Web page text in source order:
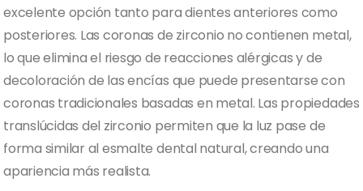
excelente opción tanto para dientes anteriores como
posteriores. Las coronas de zirconio no contienen metal,
lo que elimina el riesgo de reacciones alérgicas y de
decoloración de las encías que puede presentarse con
coronas tradicionales basadas en metal. Las propiedades
translúcidas del zirconio permiten que la luz pase de
forma similar al esmalte dental natural, creando una
apariencia más realista.